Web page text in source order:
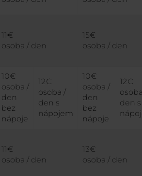
11€
osoba / den
15€
osoba / den
10€
osoba /
den
bez
nápoje
12€
osoba /
den s
nápojem
10€
osoba /
den
bez
nápoje
12€
den s
11€
osoba / den
13€
osoba / den